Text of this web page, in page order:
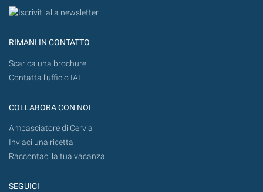
RIMANI IN CONTATTO
Scarica una brochure
Contatta l'ufficio IAT
COLLABORA CON NOI
Ambasciatore di Cervia
Inviaci una ricetta
Raccontaci la tua vacanza
SEGUICI